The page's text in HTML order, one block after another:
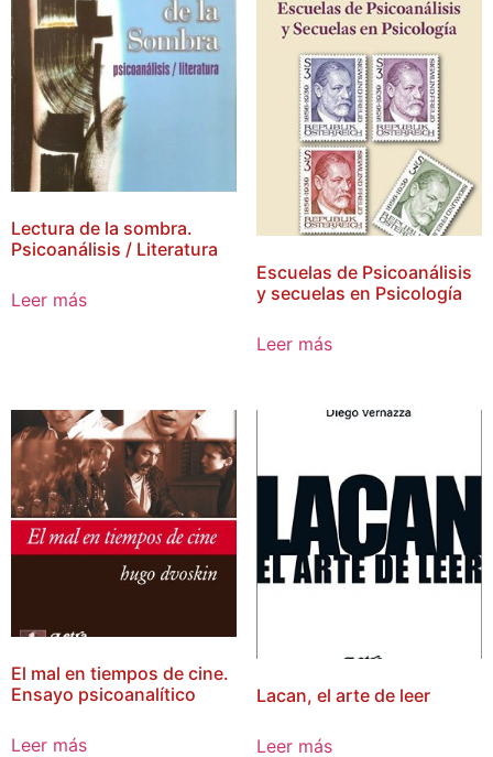
Lectura de la sombra.
Psicoanálisis / Literatura
Leer más
Escuelas de Psicoanálisis
y secuelas en Psicología
Leer más
El mal en tiempos de cine.
Ensayo psicoanalítico
Leer más
Lacan, el arte de leer
Leer más